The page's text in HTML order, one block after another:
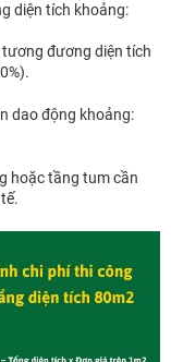
diện tích khoảng:
tương đương diện tích
dao động khoảng:
hoặc tầng tum cần